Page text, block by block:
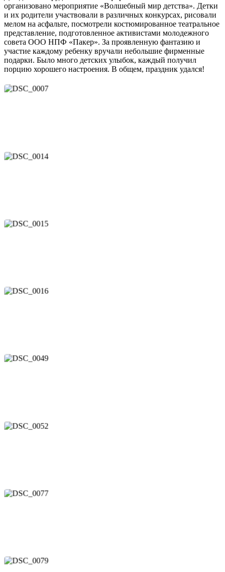
организовано мероприятие «Волшебный мир детства». Детки
и их родители участвовали в различных конкурсах, рисовали
мелом на асфальте, посмотрели костюмированное театральное
представление, подготовленное активистами молодежного
совета ООО НПФ «Пакер». За проявленную фантазию и
участие каждому ребенку вручали небольшие фирменные
подарки. Было много детских улыбок, каждый получил
порцию хорошего настроения. В общем, праздник удался!